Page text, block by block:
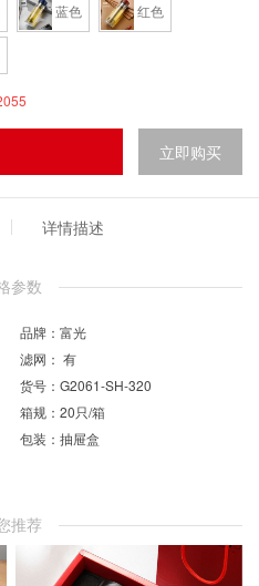
蓝色 红色
立即购买
详情描述
参数
品牌：富光
滤网： 有
货号：G2061-SH-320
箱规：20只/箱
包装：抽屉盒
推荐